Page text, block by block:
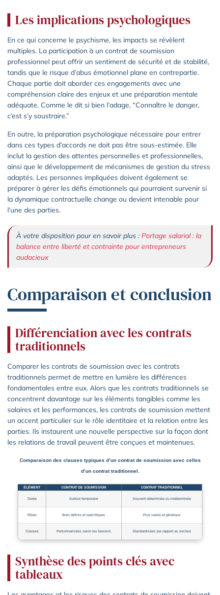
Les implications psychologiques
En ce qui concerne le psychisme, les impacts se révèlent
multiples. La participation à un contrat de soumission
professionnel peut offrir un sentiment de sécurité et de stabilité,
tandis que le risque d’abus émotionnel plane en contrepartie.
Chaque partie doit aborder ces engagements avec une
compréhension claire des enjeux et une préparation mentale
adéquate. Comme le dit si bien l’adage, “Connaître le danger,
c’est s’y soustraire.”
En outre, la préparation psychologique nécessaire pour entrer
dans ces types d’accords ne doit pas être sous-estimée. Elle
inclut la gestion des attentes personnelles et professionnelles,
ainsi que le développement de mécanismes de gestion du stress
adaptés. Les personnes impliquées doivent également se
préparer à gérer les défis émotionnels qui pourraient survenir si
la dynamique contractuelle change ou devient intenable pour
l’une des parties.
À votre disposition pour en savoir plus : Portage salarial : la
balance entre liberté et contrainte pour entrepreneurs
audacieux
Comparaison et conclusion
Différenciation avec les contrats
traditionnels
Comparer les contrats de soumission avec les contrats
traditionnels permet de mettre en lumière les différences
fondamentales entre eux. Alors que les contrats traditionnels se
concentrent davantage sur les éléments tangibles comme les
salaires et les performances, les contrats de soumission mettent
un accent particulier sur le rôle identitaire et la relation entre les
parties. Ils instaurent une nouvelle perspective sur la façon dont
les relations de travail peuvent être conçues et maintenues.
Comparaison des clauses typiques d’un contrat de soumission avec celles
d’un contrat traditionnel.
ÉLÉMENT CONTRAT DE SOUMISSION CONTRAT TRADITIONNEL
Durée Surtout temporaire Souvent déterminée ou indéterminée
Rôles Bien définis et spécifiques Plus variés et généraux
Clauses Personnalisées selon les besoins Standardisées par rapport au secteur
Synthèse des points clés avec
tableaux